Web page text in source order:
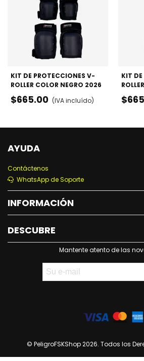
KIT DE PROTECCIONES V-
ROLLER COLOR NEGRO 2026
- RODILLERAS, CODERAS Y
MUÑEQUERAS
$665.00 (IVA incluído)
KIT
AYUDA
Contáctenos
WhatsApp de Soporte
INFORMACIÓN
DESCUBRE
Mantente atento de las
© PeligroFSKShop 2026. Todos los